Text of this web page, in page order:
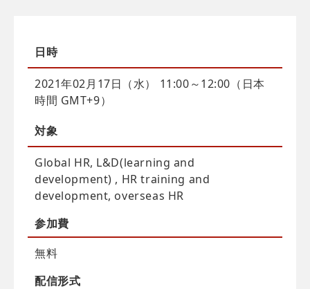
日時
2021年02月17日（水） 11:00～12:00（日本
時間 GMT+9）
対象
Global HR, L&D(learning and
development) , HR training and
development, overseas HR
参加費
無料
配信形式